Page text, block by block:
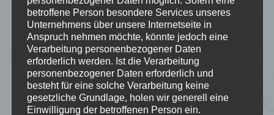
Video laden
querbet durch alle Werke Warhammer´s sein und geben alle
Fans nochmal die möglichkeit Warhammer ein letztes mal live
zu erleben.
Indem Sie dieses Video laden, stimmen Sie der
Gateway to Selfdestruction
betroffene Person besondere Services unseres
Unternehmens über unsere Internetseite in
Anspruch nehmen möchte, könnte jedoch eine
Verarbeitung personenbezogener Daten
erforderlich werden. Ist die Verarbeitung
personenbezogener Daten erforderlich und
besteht für eine solche Verarbeitung keine
gesetzliche Grundlage, holen wir generell eine
Einwilligung der betroffenen Person ein.